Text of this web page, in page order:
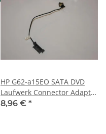
HP G62-a15EO SATA DVD
Laufwerk Connector Adapter
35090AL00-600-G #3047
8,96 € *